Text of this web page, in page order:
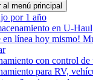
al menú principal
por 1 año
en U-Haul
en línea hoy mismo!
con control de
para RV,